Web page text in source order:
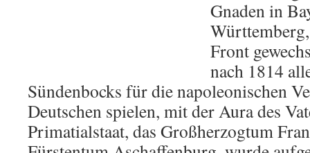
Gnaden in
Front
nach 1814
Sündenbocks für die napoleonischen
Deutschen spielen, mit der Aura des
Primatialstaat, das Großherzogtum